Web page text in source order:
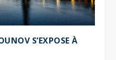
S’EXPOSE À